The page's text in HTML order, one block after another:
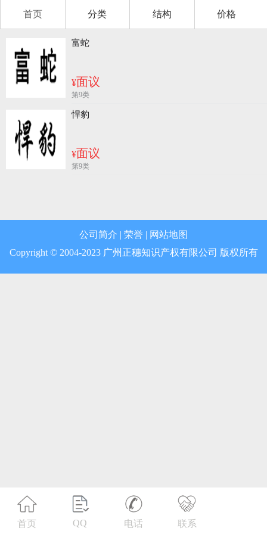
首页 分类 结构 价格
第12类 运输工具
第13类 军火烟火
第14类 珠宝钟表
第16类 办公用品
第17类 橡胶制品
第19类 建筑材料
第20类 家具
第29类 食品
富蛇
¥面议
第9类
悍豹
¥面议
第9类
公司简介 | 荣誉 | 网站地图
Copyright © 2004-2023 广州正穗知识产权有限公司 版权所有
首页 QQ 电话 联系